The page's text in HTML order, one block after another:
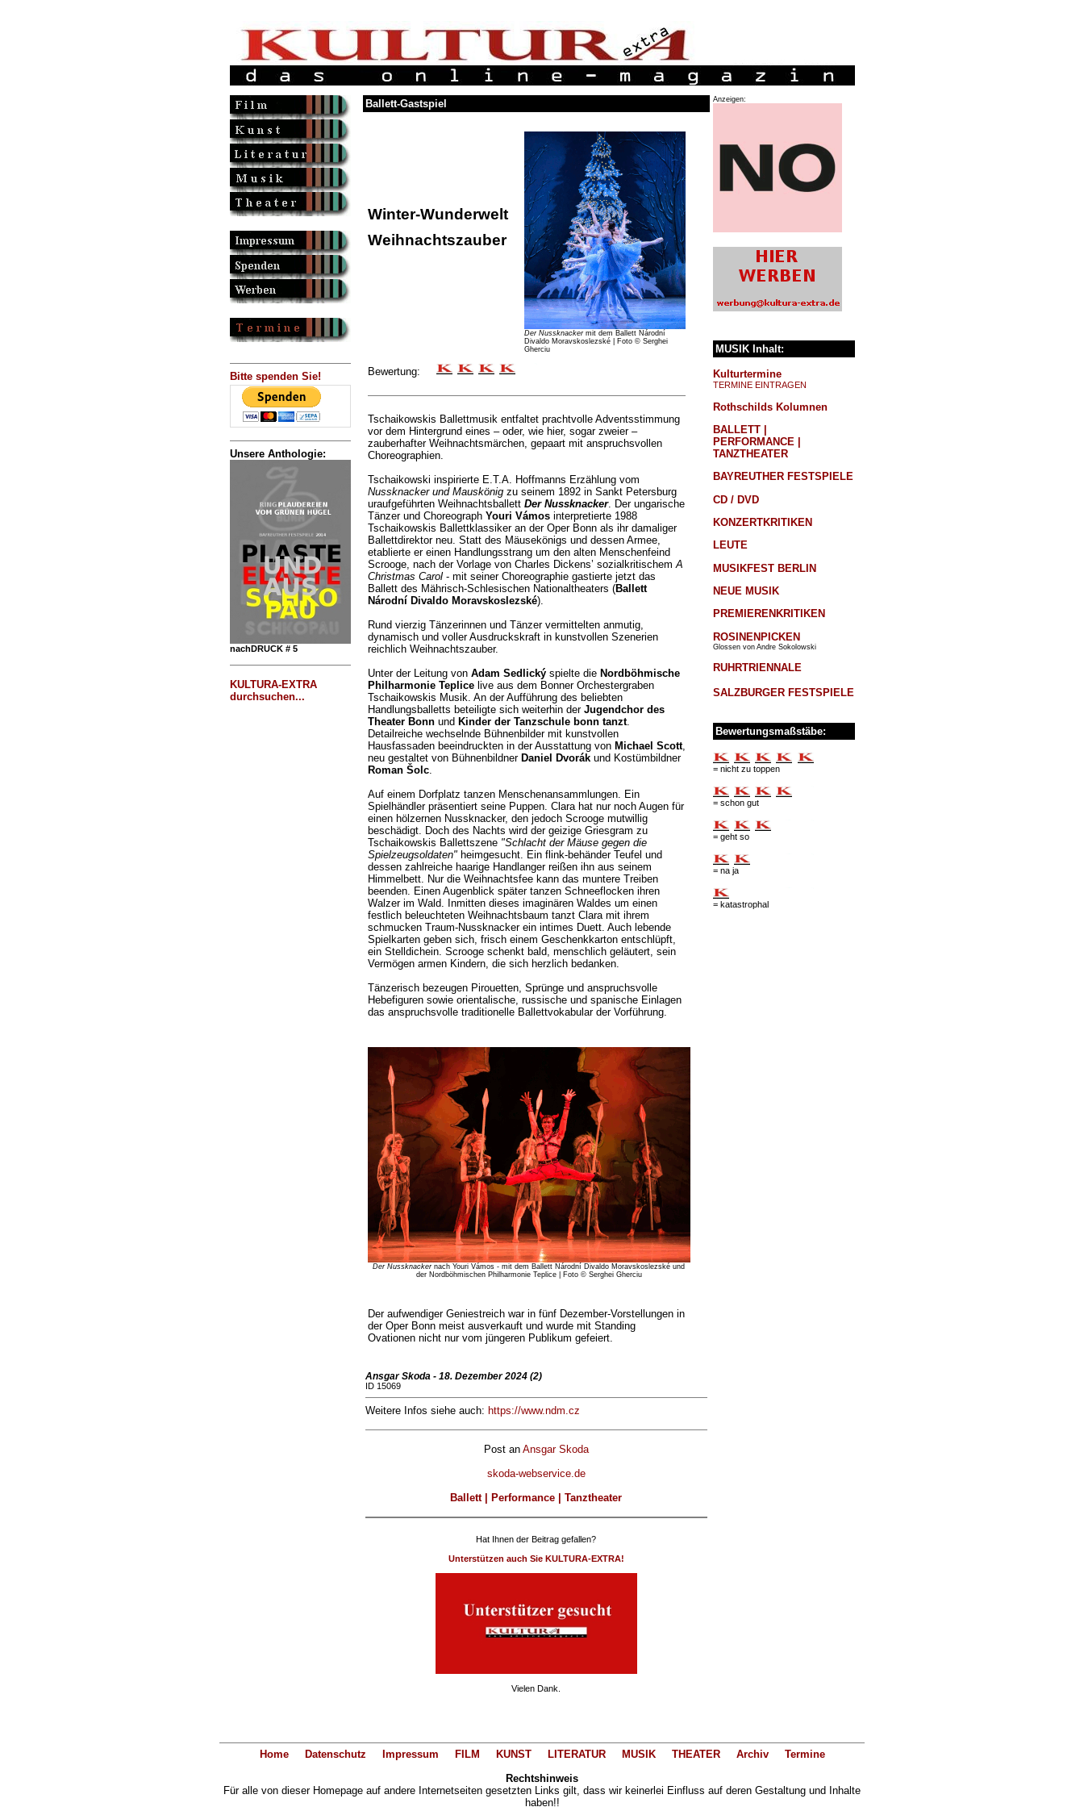
Bitte spenden Sie!
Unsere Anthologie:
nachDRUCK # 5
KULTURA-EXTRA
durchsuchen...
Ballett-Gastspiel
Winter-Wunderwelt
Weihnachtszauber
Der Nussknackermit dem Ballett Národní
Divaldo Moravskoslezské | Foto © Serghei
Gherciu
Bewertung:
Tschaikowskis Ballettmusik entfaltet prachtvolle Adventsstimmung
vor dem Hintergrund eines – oder, wie hier, sogar zweier –
zauberhafter Weihnachtsmärchen, gepaart mit anspruchsvollen
Choreographien.
Tschaikowski inspirierte E.T.A. Hoffmanns Erzählung vom
Nussknacker und Mauskönigzu seinem 1892 in Sankt Petersburg
uraufgeführten Weihnachtsballett Der Nussknacker. Der ungarische
Tänzer und Choreograph Youri Vámosinterpretierte 1988
Tschaikowskis Ballettklassiker an der Oper Bonn als ihr damaliger
Ballettdirektor neu. Statt des Mäusekönigs und dessen Armee,
etablierte er einen Handlungsstrang um den alten Menschenfeind
Scrooge, nach der Vorlage von Charles Dickens’ sozialkritischemA
Christmas Carol- mit seiner Choreographie gastierte jetzt das
Ballett des Mährisch-Schlesischen Nationaltheaters (Ballett
Národní Divaldo Moravskoslezské).
Rund vierzig Tänzerinnen und Tänzer vermittelten anmutig,
dynamisch und voller Ausdruckskraft in kunstvollen Szenerien
reichlich Weihnachtszauber.
Unter der Leitung von Adam Sedlickýspielte die Nordböhmische
Philharmonie Teplicelive aus dem Bonner Orchestergraben
Tschaikowskis Musik. An der Aufführung des beliebten
Handlungsballetts beteiligte sich weiterhin der Jugendchor des
Theater Bonnund Kinder der Tanzschule bonn tanzt.
Detailreiche wechselnde Bühnenbilder mit kunstvollen
Hausfassaden beeindruckten in der Ausstattung von Michael Scott,
neu gestaltet von Bühnenbildner Daniel Dvorákund Kostümbildner
Roman Šolc.
Auf einem Dorfplatz tanzen Menschenansammlungen. Ein
Spielhändler präsentiert seine Puppen. Clara hat nur noch Augen für
einen hölzernen Nussknacker, den jedoch Scrooge mutwillig
beschädigt. Doch des Nachts wird der geizige Griesgram zu
Tschaikowskis Ballettszene "Schlacht der Mäuse gegen die
Spielzeugsoldaten"heimgesucht. Ein flink-behänder Teufel und
dessen zahlreiche haarige Handlanger reißen ihn aus seinem
Himmelbett. Nur die Weihnachtsfee kann das muntere Treiben
beenden. Einen Augenblick später tanzen Schneeflocken ihren
Walzer im Wald. Inmitten dieses imaginären Waldes um einen
festlich beleuchteten Weihnachtsbaum tanzt Clara mit ihrem
schmucken Traum-Nussknacker ein intimes Duett. Auch lebende
Spielkarten geben sich, frisch einem Geschenkkarton entschlüpft,
ein Stelldichein. Scrooge schenkt bald, menschlich geläutert, sein
Vermögen armen Kindern, die sich herzlich bedanken.
Tänzerisch bezeugen Pirouetten, Sprünge und anspruchsvolle
Hebefiguren sowie orientalische, russische und spanische Einlagen
das anspruchsvolle traditionelle Ballettvokabular der Vorführung.
Der Nussknackernach Youri Vámos - mit dem Ballett Národní Divaldo Moravskoslezské und
der Nordböhmischen Philharmonie Teplice | Foto © Serghei Gherciu
Der aufwendiger Geniestreich war in fünf Dezember-Vorstellungen in
der Oper Bonn meist ausverkauft und wurde mit Standing
Ovationen nicht nur vom jüngeren Publikum gefeiert.
Ansgar Skoda - 18. Dezember 2024 (2)
ID 15069
Weitere Infos siehe auch: https://www.ndm.cz
Post an Ansgar Skoda
skoda-webservice.de
Ballett | Performance | Tanztheater
Hat Ihnen der Beitrag gefallen?
Unterstützen auch Sie KULTURA-EXTRA!
Vielen Dank.
Anzeigen:
MUSIK Inhalt:
Kulturtermine
TERMINE EINTRAGEN
Rothschilds Kolumnen
BALLETT |
PERFORMANCE |
TANZTHEATER
BAYREUTHER FESTSPIELE
CD / DVD
KONZERTKRITIKEN
LEUTE
MUSIKFEST BERLIN
NEUE MUSIK
PREMIERENKRITIKEN
ROSINENPICKEN
Glossen von Andre Sokolowski
RUHRTRIENNALE
SALZBURGER FESTSPIELE
Bewertungsmaßstäbe:
= nicht zu toppen
= schon gut
= geht so
= na ja
= katastrophal
Home Datenschutz Impressum FILM KUNST LITERATUR MUSIK THEATER Archiv
Termine
Rechtshinweis
Für alle von dieser Homepage auf andere Internetseiten gesetzten Links gilt, dass wir keinerlei Einfluss auf deren Gestaltung und Inhalte
haben!!